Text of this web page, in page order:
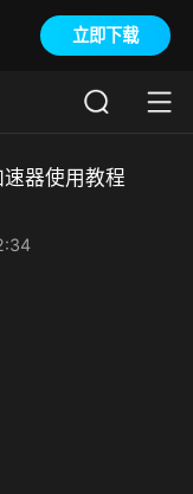
立即下载
器使用教程